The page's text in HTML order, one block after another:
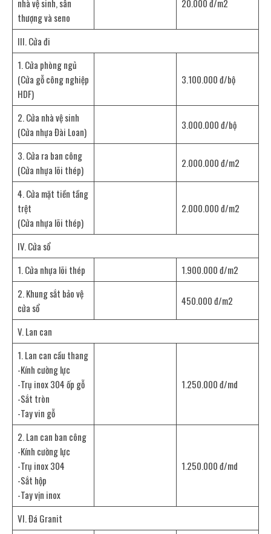
nhà vệ sinh, sân
thượng và seno
20.000 đ/m2
III. Cửa đi
1. Cửa phòng ngủ
(Cửa gỗ công nghiệp
HDF)
3.100.000 đ/bộ
2. Cửa nhà vệ sinh
(Cửa nhựa Đài Loan)
3.000.000 đ/bộ
3. Cửa ra ban công
(Cửa nhựa lõi thép)
2.000.000 đ/m2
4. Cửa mặt tiền tầng
trệt
(Cửa nhựa lõi thép)
2.000.000 đ/m2
IV. Cửa sổ
1. Cửa nhựa lõi thép
1.900.000 đ/m2
2. Khung sắt bảo vệ
cửa sổ
450.000 đ/m2
V. Lan can
1. Lan can cầu thang
-Kính cường lực
-Trụ inox 304 ốp gỗ
-Sắt tròn
-Tay vin gỗ
1.250.000 đ/md
2. Lan can ban công
-Kính cường lực
-Trụ inox 304
-Sắt hộp
-Tay vịn inox
1.250.000 đ/md
VI. Đá Granit